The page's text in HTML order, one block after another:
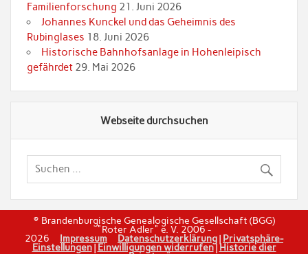
Familienforschung 21. Juni 2026
Johannes Kunckel und das Geheimnis des
Rubinglases 18. Juni 2026
Historische Bahnhofsanlage in Hohenleipisch
gefährdet 29. Mai 2026
Webseite durchsuchen
© Brandenburgische Genealogische Gesellschaft (BGG)
"Roter Adler" e. V. 2006 -
2026 Impressum Datenschutzerklärung| Privatsphäre-
Einstellungen| Einwilligungen widerrufen|Historie dier